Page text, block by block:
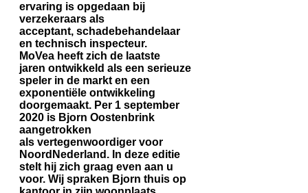
ervaring is opgedaan bij
verzekeraars als
acceptant, schadebehandelaar
en technisch inspecteur.
MoVea heeft zich de laatste
jaren ontwikkeld als een serieuze
speler in de markt en een
exponentiële ontwikkeling
doorgemaakt. Per 1 september
2020 is Bjorn Oostenbrink
aangetrokken
als vertegenwoordiger voor
NoordNederland. In deze editie
stelt hij zich graag even aan u
voor. Wij spraken Bjorn thuis op